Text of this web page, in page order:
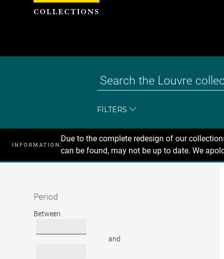
FILTERS
INFORMATION
Due to the complete redesign of our
can be found, may not be up to date. We
Recherche
Period
Period
Between
and
Cookies management panel